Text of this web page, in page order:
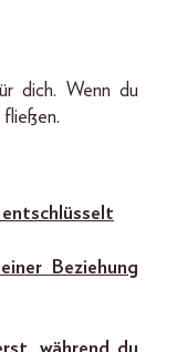
dich. Wenn du
fließen.
entschlüsselt
Beziehung